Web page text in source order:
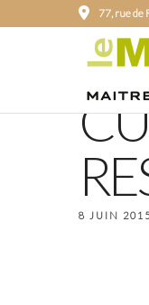
77, rue de
8 JUIN